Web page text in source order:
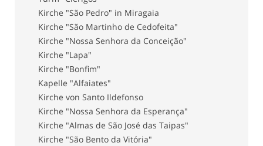
Kirche "São Pedro" in Miragaia
Kirche "São Martinho de Cedofeita"
Kirche "Nossa Senhora da Conceição"
Kirche "Lapa"
Kirche "Bonfim"
Kapelle "Alfaiates"
Kirche von Santo Ildefonso
Kirche "Nossa Senhora da Esperança"
Kirche "Almas de São José das Taipas"
Kirche "São Bento da Vitória"